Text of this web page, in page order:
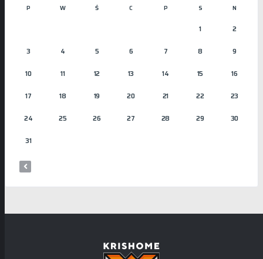
P W Ś C P S N
1 2
3 4 5 6 7 8 9
10 11 12 13 14 15 16
17 18 19 20 21 22 23
24 25 26 27 28 29 30
31